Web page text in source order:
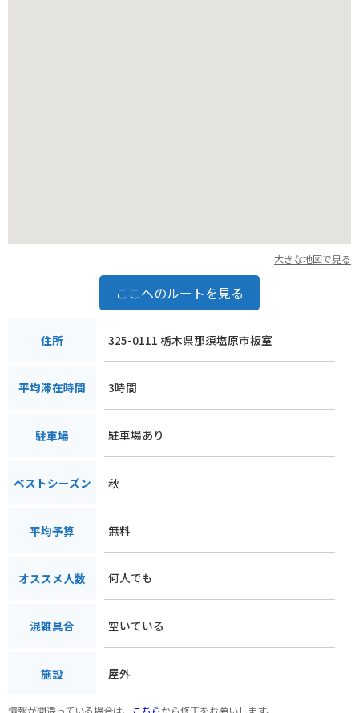
大きな地図で見る
ここへのルートを見る
住所 325-0111 栃木県那須塩原市板室
平均滞在時間 3時間
駐車場 駐車場あり
ベストシーズン 秋
平均予算 無料
オススメ人数 何人でも
混雑具合 空いている
施設 屋外
情報が間違っている場合は、 こちらから修正をお願いします。